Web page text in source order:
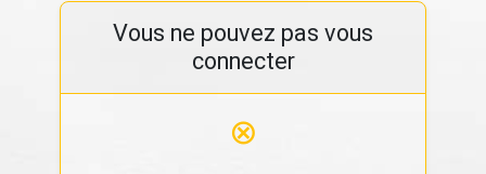
Vous ne pouvez pas vous
connecter
⊗